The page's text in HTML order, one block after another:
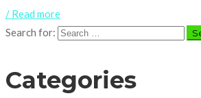
/ Read more
Search for:
Categories